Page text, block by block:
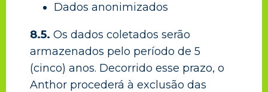
Dados anonimizados
8.5. Os dados coletados serão
armazenados pelo período de 5
(cinco) anos. Decorrido esse prazo, o
Anthor procederá à exclusão das